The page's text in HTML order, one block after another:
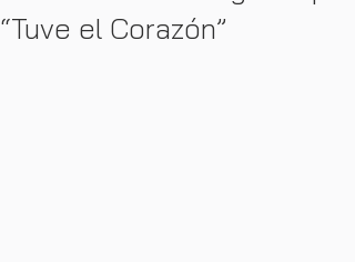
“Tuve el Corazón”